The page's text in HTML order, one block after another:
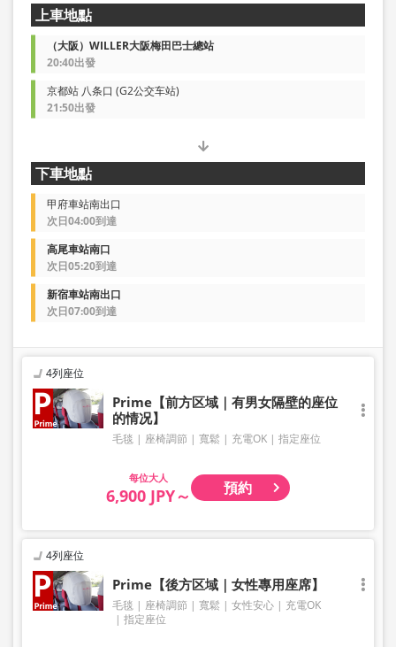
上車地點
（大阪）WILLER大阪梅田巴士總站
20:40出發
京都站 八条口 (G2公交车站)
21:50出發
下車地點
甲府車站南出口
次日04:00到達
高尾車站南口
次日05:20到達
新宿車站南出口
次日07:00到達
4列座位
Prime【前方区域｜有男女隔壁的座位
的情况】
毛毯 座椅調節 寬鬆 充電OK 指定座位
大人
6,900 JPY～ 預約
4列座位
Prime【後方区域｜女性專用座席】
毛毯 座椅調節 寬鬆 女性安心
充電OK
指定座位